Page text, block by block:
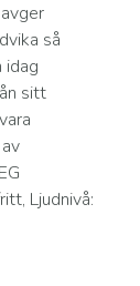
så
idag
sitt
Ljudnivå: